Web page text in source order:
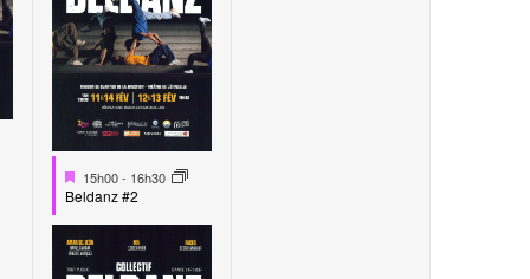
Mis
en
15h00- 16h30
Beldanz #2